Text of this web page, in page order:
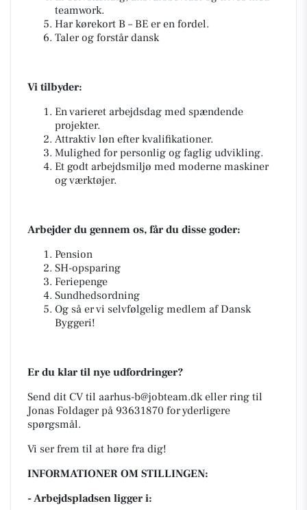
teamwork.
Har kørekort B – BE er en fordel.
Taler og forstår dansk
Vi tilbyder:
En varieret arbejdsdag med spændende
projekter.
Attraktiv løn efter kvalifikationer.
Mulighed for personlig og faglig udvikling.
Et godt arbejdsmiljø med moderne maskiner
og værktøjer.
Arbejder du gennem os, får du disse goder:
Pension
SH-opsparing
Feriepenge
Sundhedsordning
Og så er vi selvfølgelig medlem af Dansk
Byggeri!
Er du klar til nye udfordringer?
Send dit CV til aarhus-b@jobteam.dkeller ring til
Jonas Foldager på 93631870 for yderligere
spørgsmål.
Vi ser frem til at høre fra dig!
INFORMATIONER OM STILLINGEN:
- Arbejdspladsen ligger i: